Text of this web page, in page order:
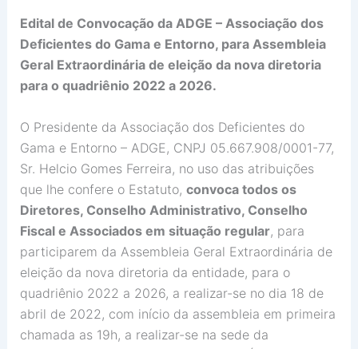
Edital de Convocação da ADGE – Associação dos
Deficientes do Gama e Entorno, para Assembleia
Geral Extraordinária de eleição da nova diretoria
para o quadriênio 2022 a 2026.
O Presidente da Associação dos Deficientes do
Gama e Entorno – ADGE, CNPJ 05.667.908/0001-77,
Sr. Helcio Gomes Ferreira, no uso das atribuições
que lhe confere o Estatuto, convoca todos os
Diretores, Conselho Administrativo, Conselho
Fiscal e Associados em situação regular, para
participarem da Assembleia Geral Extraordinária de
eleição da nova diretoria da entidade, para o
quadriênio 2022 a 2026, a realizar-se no dia 18 de
abril de 2022, com início da assembleia em primeira
chamada as 19h, a realizar-se na sede da